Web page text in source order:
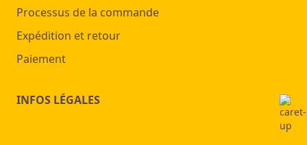
Processus de la commande
Expédition et retour
Paiement
INFOS LÉGALES